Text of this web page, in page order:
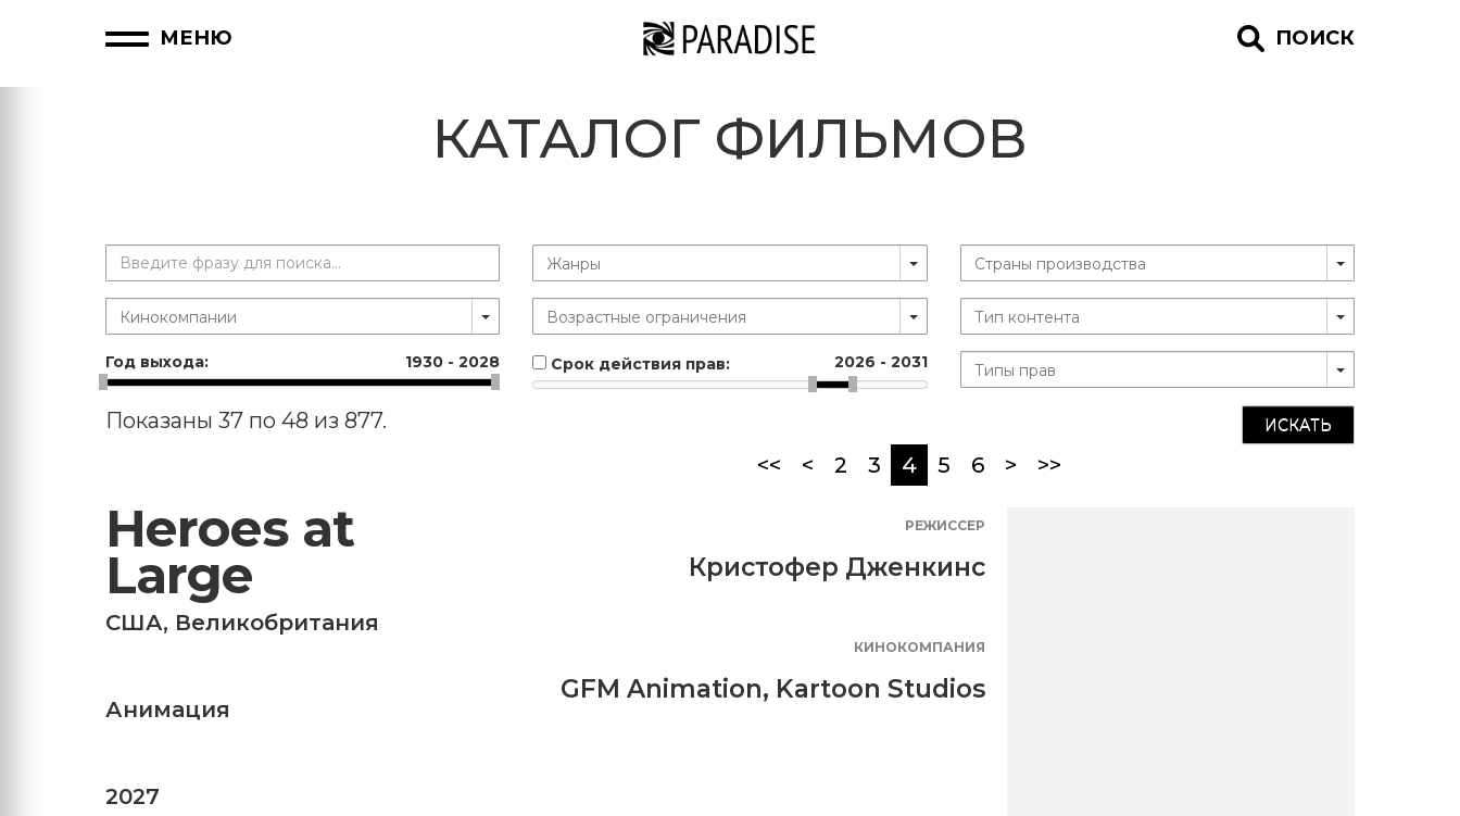
МЕНЮ ПОИСК
КАТАЛОГ ФИЛЬМОВ
Год выхода: 1930 -2028 Срок действия прав: 2026 - 2031
ИСКАТЬ
Показаны 37 по 48 из 877.
<<
< 2 3 4(current)
5 6 > >>
Heroes at
Large
США, Великобритания
Анимация
2027
РЕЖИССЕР
Кристофер Дженкинс
КИНОКОМПАНИЯ
GFM Animation, Kartoon Studios